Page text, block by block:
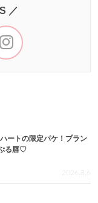
／
ートの限定パケ！プラン
る唇♡
2026.8.6